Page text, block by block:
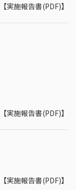
【実施報告書(PDF)】
【実施報告書(PDF)】
【実施報告書(PDF)】